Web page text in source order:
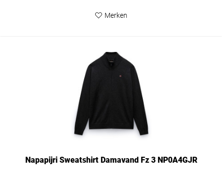
Merken
Napapijri Sweatshirt Damavand Fz 3 NP0A4GJR